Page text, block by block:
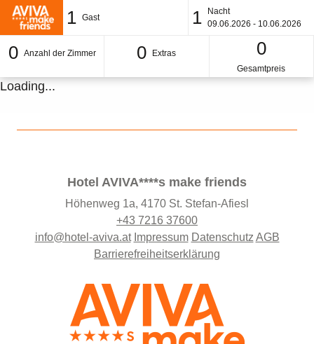
1 Gast 1
Nacht
09.06.2026 - 10.06.2026
0 Anzahl der Zimmer 0 Extras 0
Gesamtpreis
Loading...
Hotel AVIVA****s make friends
Höhenweg 1a, 4170 St. Stefan-Afiesl
+43 7216 37600
info@hotel-aviva.at Impressum Datenschutz AGB
Barrierefreiheitserklärung